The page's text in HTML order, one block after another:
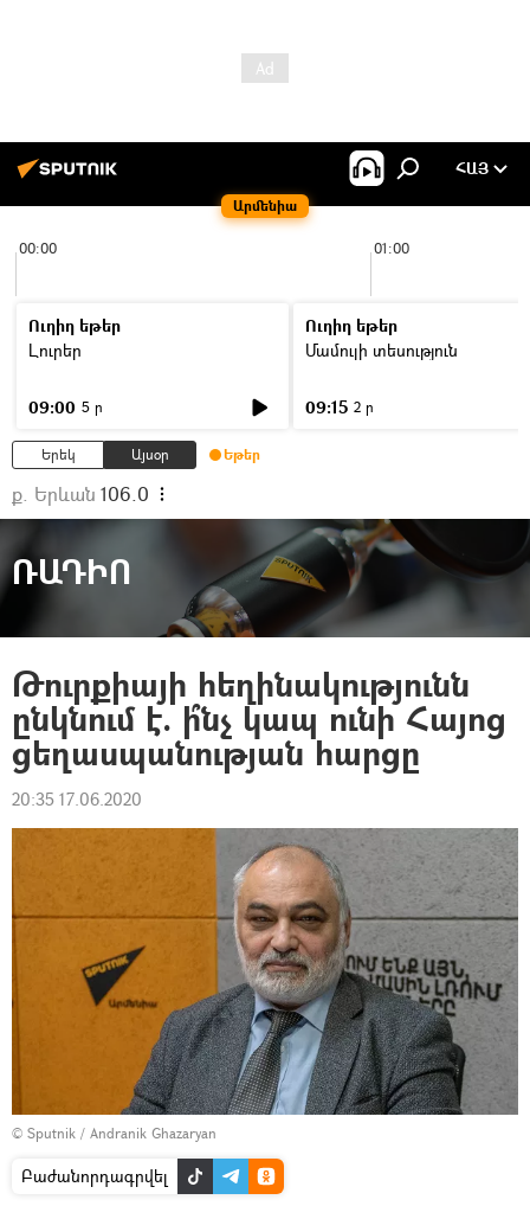
Արմենիա
ՀԱՅ
00:00 01:00
Ուղիղ եթեր
Լուրեր
09:00 5 ր
Ուղիղ եթեր
Մամուլի տեսություն
09:15 2 ր
Երեկ Այսօր Եթեր
ք. Երևան 106.0
ՌԱԴԻՈ
Թուրքիայի հեղինակությունն
ընկնում է. ի՞նչ կապ ունի Հայոց
ցեղասպանության հարցը
20:35 17.06.2020
© Sputnik / Andranik Ghazaryan
Բաժանորդագրվել